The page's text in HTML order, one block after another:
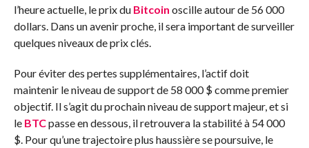
l’heure actuelle, le prix du Bitcoin oscille autour de 56 000
dollars. Dans un avenir proche, il sera important de surveiller
quelques niveaux de prix clés.
Pour éviter des pertes supplémentaires, l’actif doit
maintenir le niveau de support de 58 000 $ comme premier
objectif. Il s’agit du prochain niveau de support majeur, et si
le BTCpasse en dessous, il retrouvera la stabilité à 54 000
$. Pour qu’une trajectoire plus haussière se poursuive, le